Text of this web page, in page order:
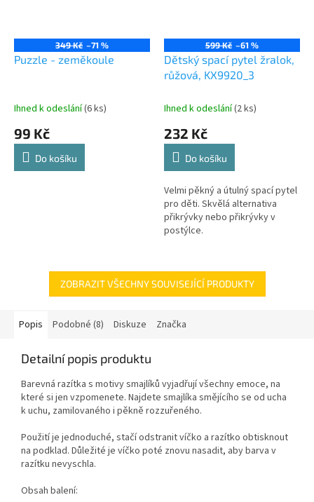
349 Kč –71 %
Puzzle - zeměkoule
Ihned k odeslání(6 ks)
99 Kč
Do košíku
599 Kč –61 %
Dětský spací pytel žralok,
růžová, KX9920_3
Ihned k odeslání(2 ks)
232 Kč
Do košíku
Velmi pěkný a útulný spací pytel
pro děti. Skvělá alternativa
přikrývky nebo přikrývky v
postýlce.
ZOBRAZIT VŠECHNY SOUVISEJÍCÍ PRODUKTY
Popis Podobné (8) Diskuze Značka
Detailní popis produktu
Barevná razítka s motivy smajlíků vyjadřují všechny emoce, na
které si jen vzpomenete. Najdete smajlíka smějícího se od ucha
k uchu, zamilovaného i pěkně rozzuřeného.
Použití je jednoduché, stačí odstranit víčko a razítko obtisknout
na podklad. Důležité je víčko poté znovu nasadit, aby barva v
razítku nevyschla.
Obsah balení: